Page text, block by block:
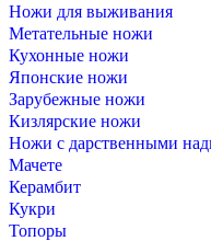
Ножи для выживания
Метательные ножи
Кухонные ножи
Японские ножи
Зарубежные ножи
Кизлярские ножи
Ножи с дарственными
Мачете
Керамбит
Кукри
Топоры